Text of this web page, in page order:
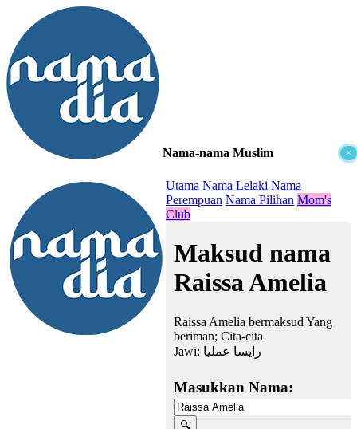
×
Nama-nama Muslim
Utama Nama Lelaki Nama
Perempuan Nama Pilihan Mom's
Club
Maksud nama
Raissa Amelia
Raissa Amelia bermaksud Yang
beriman; Cita-cita
Jawi: رايسا عملیا
Masukkan Nama: